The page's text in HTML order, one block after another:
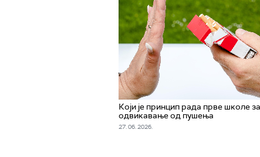
Који је принцип рада прве школе за
одвикавање од пушења
27. 06. 2026.